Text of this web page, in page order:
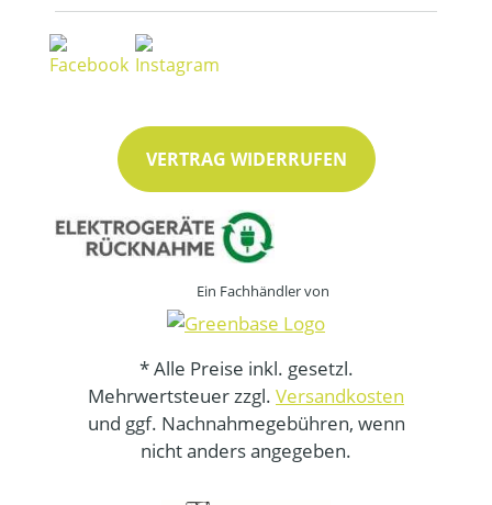
VERTRAG WIDERRUFEN
Ein Fachhändler von
* Alle Preise inkl. gesetzl.
Mehrwertsteuer zzgl. Versandkosten
und ggf. Nachnahmegebühren, wenn
nicht anders angegeben.